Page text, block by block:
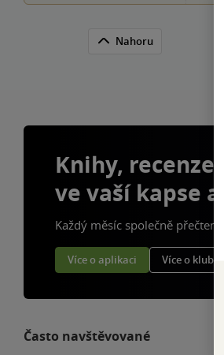
Nahoru
Knihy,
ve vaší kapse
Každý měsíc společně
Více o aplikaci Více o klubu
Často navštěvované